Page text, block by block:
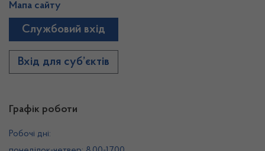
Графік роботи
Робочі дні:
Мапа сайту
Службовий вхід
Вхід для суб’єктів